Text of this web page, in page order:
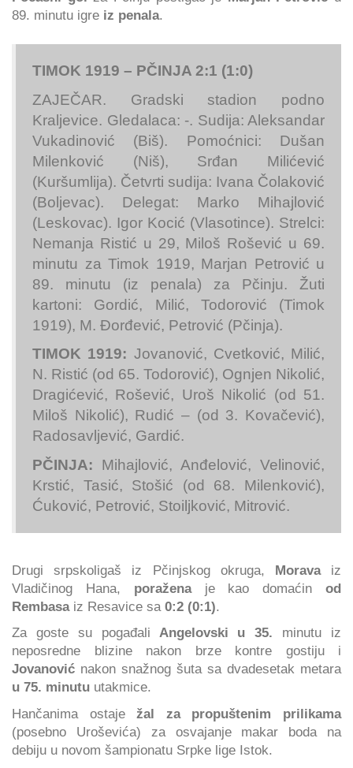
89. minutu igre iz penala.
TIMOK 1919 – PČINJA 2:1 (1:0)
ZAJEČAR. Gradski stadion podno
Kraljevice. Gledalaca: -. Sudija: Aleksandar
Vukadinović (Biš). Pomoćnici: Dušan
Milenković (Niš), Srđan Milićević
(Kuršumlija). Četvrti sudija: Ivana Čolaković
(Boljevac). Delegat: Marko Mihajlović
(Leskovac). Igor Kocić (Vlasotince). Strelci:
Nemanja Ristić u 29, Miloš Rošević u 69.
minutu za Timok 1919, Marjan Petrović u
89. minutu (iz penala) za Pčinju. Žuti
kartoni: Gordić, Milić, Todorović (Timok
1919), M. Đorđević, Petrović (Pčinja).
TIMOK 1919: Jovanović, Cvetković, Milić,
N. Ristić (od 65. Todorović), Ognjen Nikolić,
Dragićević, Rošević, Uroš Nikolić (od 51.
Miloš Nikolić), Rudić – (od 3. Kovačević),
Radosavljević, Gardić.
PČINJA: Mihajlović, Anđelović, Velinović,
Krstić, Tasić, Stošić (od 68. Milenković),
Ćuković, Petrović, Stoiljković, Mitrović.
Drugi srpskoligaš iz Pčinjskog okruga, Moravaiz
Vladičinog Hana, poraženaje kao domaćinod
Rembasa iz Resavice sa 0:2 (0:1).
Za goste su pogađali Angelovski u 35. minutu iz
neposredne blizine nakon brze kontre gostiju i
Jovanović nakon snažnog šuta sa dvadesetak metara
u 75. minutu utakmice.
Hančanima ostaježal za propuštenim prilikama
(posebno Uroševića) za osvajanje makar boda na
debiju u novom šampionatu Srpke lige Istok.